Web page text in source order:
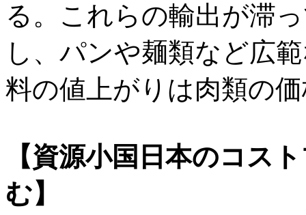
る。これらの輸出が滞
し、パンや麺類など広
料の値上がりは肉類の
【資源小国日本のコス
む】